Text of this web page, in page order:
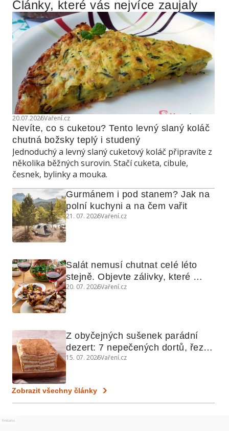
Články, které vás nejvíce zaujaly
20.07.2026Vaření.cz
Nevíte, co s cuketou? Tento levný slaný koláč
chutná božsky teplý i studený
Jednoduchý a levný slaný cuketový koláč připravíte z
několika běžných surovin. Stačí cuketa, cibule,
česnek, bylinky a mouka.
Gurmánem i pod stanem? Jak na
polní kuchyni a na čem vařit
21. 07. 2026Vaření.cz
Salát nemusí chutnat celé léto
stejně. Objevte zálivky, které
využijete i na maso, nudle nebo
20. 07. 2026Vaření.cz
Z obyčejných sušenek parádní
dezert: 7 nepečených dortů, řezů
a koláčů
15. 07. 2026Vaření.cz
Zobrazit všechny články
Reklama